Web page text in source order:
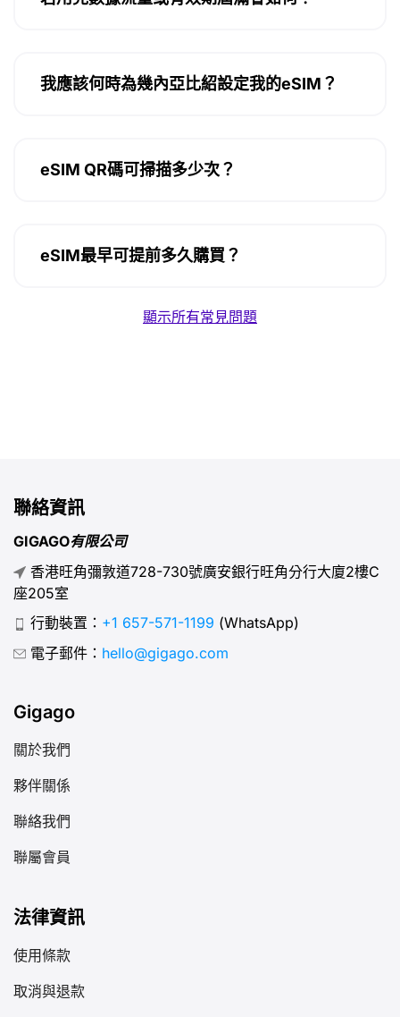
我應該何時為幾內亞比紹設定我的eSIM？
eSIM QR碼可掃描多少次？
eSIM最早可提前多久購買？
顯示所有常見問題
聯絡資訊
GIGAGO有限公司
香港旺角彌敦道728-730號廣安銀行旺角分行大廈2樓C
座205室
行動裝置： +1 657-571-1199 (WhatsApp)
電子郵件： hello@gigago.com
Gigago
關於我們
夥伴關係
聯絡我們
聯屬會員
法律資訊
使用條款
取消與退款